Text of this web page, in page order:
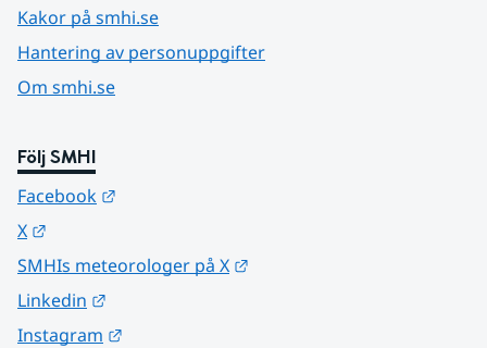
Kakor på smhi.se
Hantering av personuppgifter
Om smhi.se
Följ SMHI
Facebook
X
SMHIs meteorologer på X
Linkedin
Instagram